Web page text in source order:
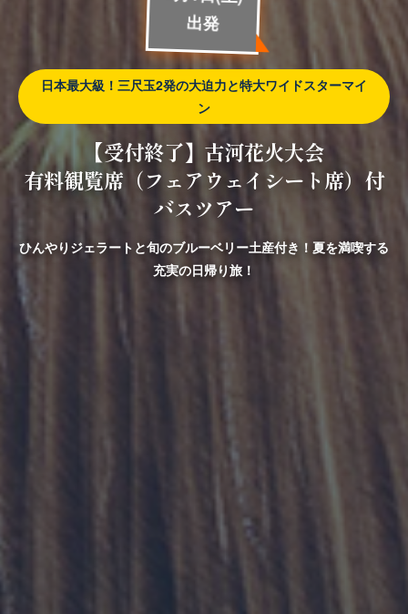
出発
日本最大級！三尺玉2発の大迫力と特大ワイドスターマイ
ン
【受付終了】古河花火大会
有料観覧席（フェアウェイシート席）付
バスツアー
ひんやりジェラートと旬のブルーベリー土産付き！夏を満喫する
充実の日帰り旅！